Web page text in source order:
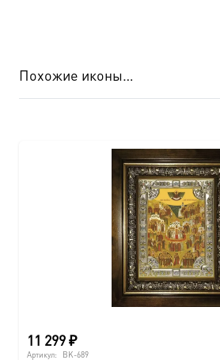
Похожие иконы…
11 299₽
Артикул: BK-689